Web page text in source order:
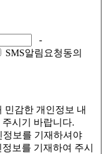
-
SMS알림요청동의
감한 개인정보 내
시기 바랍니다.
보를 기재하셔야
보를 기재하여 주시